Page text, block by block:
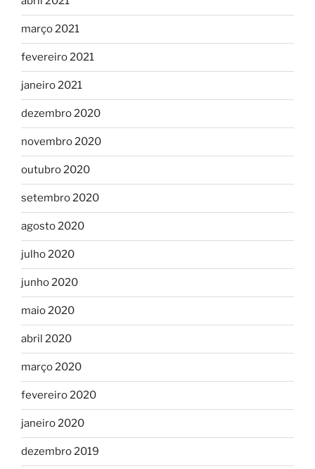
março 2021
fevereiro 2021
janeiro 2021
dezembro 2020
novembro 2020
outubro 2020
setembro 2020
agosto 2020
julho 2020
junho 2020
maio 2020
abril 2020
março 2020
fevereiro 2020
janeiro 2020
dezembro 2019